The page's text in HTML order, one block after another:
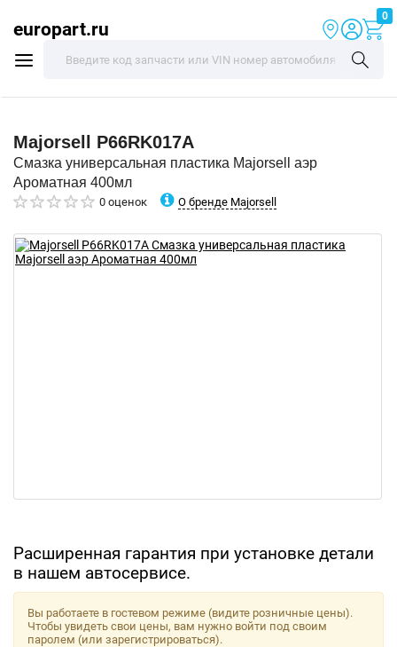
europart.ru
0
Majorsell P66RK017A
Смазка универсальная пластика Majorsell аэр
Ароматная 400мл
0 оценок О бренде Majorsell
Расширенная гарантия при установке детали
в нашем автосервисе.
Вы работаете в гостевом режиме (видите розничные цены).
Чтобы увидеть свои цены, вам нужно войти под своим
паролем (или зарегистрироваться).